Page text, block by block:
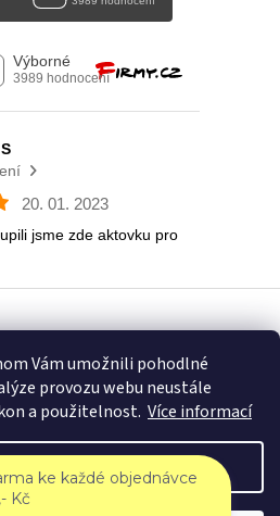
Vám umožnili pohodlné
provozu webu neustále
a použitelnost. Více informací
Nastavení
. Všechna práva vyhrazena.
ke každé objednávce
Kč